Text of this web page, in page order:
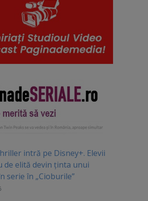
intră pe Disney+. Elevii
de elită devin ținta unui
serie în „Cioburile”